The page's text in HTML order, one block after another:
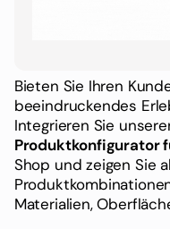
Bieten Sie Ihren
beeindruckendes
Integrieren Sie
Produktkonfigurator
Shop und zeigen Sie
Materialien,